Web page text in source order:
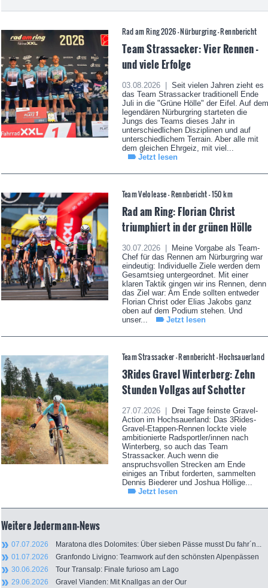
Rad am Ring 2026 - Nürburgring - Rennbericht
Team Strassacker: Vier Rennen -
und viele Erfolge
03.08.2026 |
Seit vielen Jahren zieht es
das Team Strassacker traditionell Ende
Juli in die "Grüne Hölle" der Eifel. Auf dem
legendären Nürburgring starteten die
Jungs des Teams dieses Jahr in
unterschiedlichen Disziplinen und auf
unterschiedlichem Terrain. Aber alle mit
dem gleichen Ehrgeiz, mit viel...
Jetzt lesen
Team Velolease - Rennbericht - 150 km
Rad am Ring: Florian Christ
triumphiert in der grünen Hölle
30.07.2026 |
Meine Vorgabe als Team-
Chef für das Rennen am Nürburgring war
eindeutig: Individuelle Ziele werden dem
Gesamtsieg untergeordnet. Mit einer
klaren Taktik gingen wir ins Rennen, denn
das Ziel war: Am Ende sollten entweder
Florian Christ oder Elias Jakobs ganz
oben auf dem Podium stehen. Und
unser...
Jetzt lesen
Team Strassacker - Rennbericht - Hochsauerland
3Rides Gravel Winterberg: Zehn
Stunden Vollgas auf Schotter
27.07.2026 |
Drei Tage feinste Gravel-
Action im Hochsauerland: Das 3Rides-
Gravel-Etappen-Rennen lockte viele
ambitionierte Radsportler/innen nach
Winterberg, so auch das Team
Strassacker. Auch wenn die
anspruchsvollen Strecken am Ende
einiges an Tribut forderten, sammelten
Dennis Biederer und Joshua Höllige...
Jetzt lesen
Weitere Jedermann-News
07.07.2026 Maratona dles Dolomites: Über sieben Pässe musst Du fahr´n...
01.07.2026 Granfondo Livigno: Teamwork auf den schönsten Alpenpässen
30.06.2026 Tour Transalp: Finale furioso am Lago
29.06.2026 Gravel Vianden: Mit Knallgas an der Our